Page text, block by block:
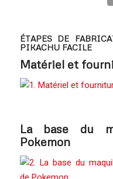
ÉTAPES DE
PIKACHU FACILE
Matériel et
La base du
Pokemon